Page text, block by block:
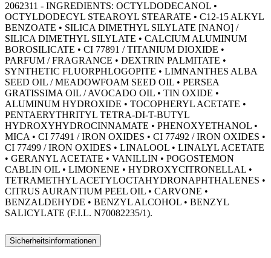
2062311 - INGREDIENTS: OCTYLDODECANOL •
OCTYLDODECYL STEAROYL STEARATE • C12-15 ALKYL
BENZOATE • SILICA DIMETHYL SILYLATE [NANO] /
SILICA DIMETHYL SILYLATE • CALCIUM ALUMINUM
BOROSILICATE • CI 77891 / TITANIUM DIOXIDE •
PARFUM / FRAGRANCE • DEXTRIN PALMITATE •
SYNTHETIC FLUORPHLOGOPITE • LIMNANTHES ALBA
SEED OIL / MEADOWFOAM SEED OIL • PERSEA
GRATISSIMA OIL / AVOCADO OIL • TIN OXIDE •
ALUMINUM HYDROXIDE • TOCOPHERYL ACETATE •
PENTAERYTHRITYL TETRA-DI-T-BUTYL
HYDROXYHYDROCINNAMATE • PHENOXYETHANOL •
MICA • CI 77491 / IRON OXIDES • CI 77492 / IRON OXIDES •
CI 77499 / IRON OXIDES • LINALOOL • LINALYL ACETATE
• GERANYL ACETATE • VANILLIN • POGOSTEMON
CABLIN OIL • LIMONENE • HYDROXYCITRONELLAL •
TETRAMETHYL ACETYLOCTAHYDRONAPHTHALENES •
CITRUS AURANTIUM PEEL OIL • CARVONE •
BENZALDEHYDE • BENZYL ALCOHOL • BENZYL
SALICYLATE (F.I.L. N70082235/1).
Sicherheitsinformationen